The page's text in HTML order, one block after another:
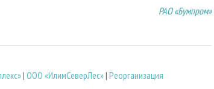
РАО«Бумпром»
| ООО «ИлимСеверЛес»| Реорганизация